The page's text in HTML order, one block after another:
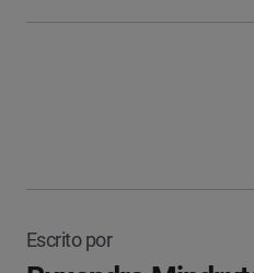
Escrito por